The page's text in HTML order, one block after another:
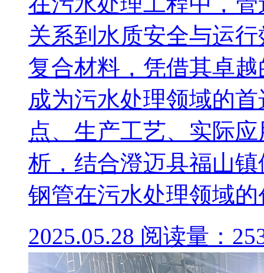
关系到水质安全与运
复合材料，凭借其卓
成为污水处理领域的
点、生产工艺、实际
析，结合澄迈县福山
钢管在污水处理领域
2025.05.28 阅读量：